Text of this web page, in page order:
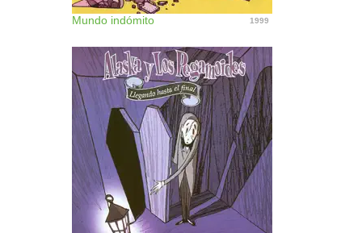
Mundo indómito 1999